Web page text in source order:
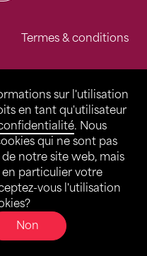
sur l'utilisation
en tant qu'utilisateur
. Nous
qui ne sont pas
notre site web, mais
particulier votre
vous l'utilisation
Non
Termes & conditions